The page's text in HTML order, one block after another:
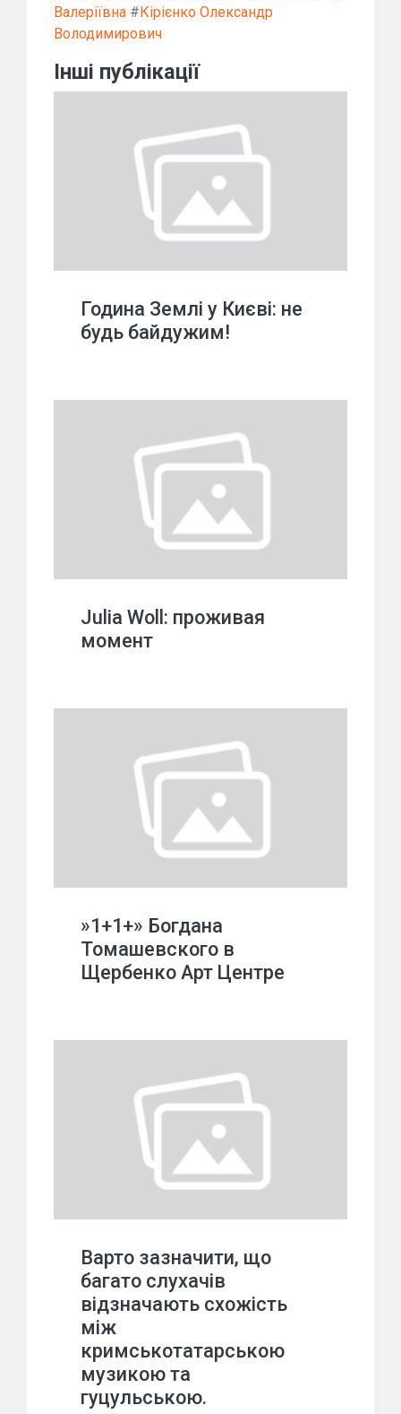
Валеріївна #Кірієнко Олександр
Володимирович
Інші публікації
Година Землі у Києві: не
будь байдужим!
Julia Woll: проживая
момент
»1+1+» Богдана
Томашевского в
Щербенко Арт Центре
Варто зазначити, що
багато слухачів
відзначають схожість
між
кримськотатарською
музикою та
гуцульською.